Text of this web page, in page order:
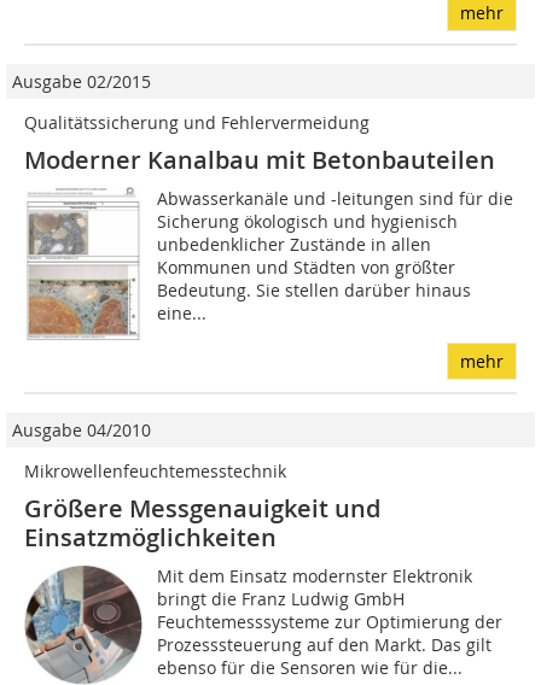
mehr
Ausgabe 02/2015
Qualitätssicherung und Fehlervermeidung
Moderner Kanalbau mit Betonbauteilen
Abwasserkanäle und -leitungen sind für die
Sicherung ökologisch und hygienisch
unbedenklicher Zustände in allen
Kommunen und Städten von größter
Bedeutung. Sie stellen darüber hinaus
eine...
mehr
Ausgabe 04/2010
Mikrowellenfeuchtemesstechnik
Größere Messgenauigkeit und
Einsatzmöglichkeiten
Mit dem Einsatz modernster Elektronik
bringt die Franz Ludwig GmbH
Feuchtemesssysteme zur Optimierung der
Prozesssteuerung auf den Markt. Das gilt
ebenso für die Sensoren wie für die...